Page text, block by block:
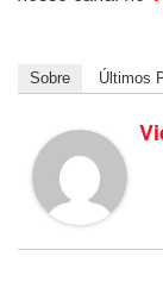
Sobre Últimos